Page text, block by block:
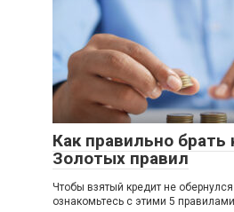
Как правильно брать
Золотых правил
Чтобы взятый кредит не
ознакомьтесь с этими 5